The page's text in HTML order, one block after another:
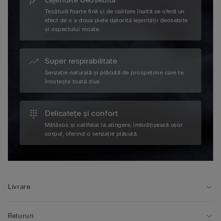
Țesătură foarte fină și de calitate înaltă ce oferă un
efect de o a doua piele datorită lejerității deosebite
și aspectului moale.
Super respirabilitate
Senzație naturală și plăcută de prospețime care te
însoțește toată ziua.
Delicatețe și confort
Mătăsos și catifelat la atingere, îmbrățișează ușor
corpul, oferind o senzație plăcută.
Livrare
Retururi